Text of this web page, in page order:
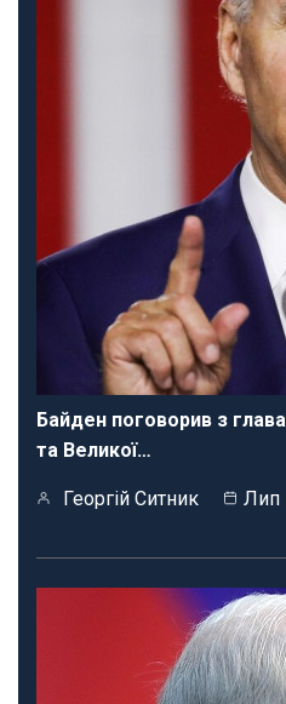
Байден поговорив з
та Великої…
Георгій Ситник Лип